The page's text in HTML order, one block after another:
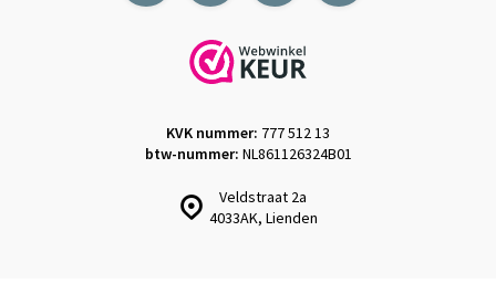
Veldstraat 2a
4033AK, Lienden
KVK nummer: 777 512 13
btw-nummer: NL861126324B01